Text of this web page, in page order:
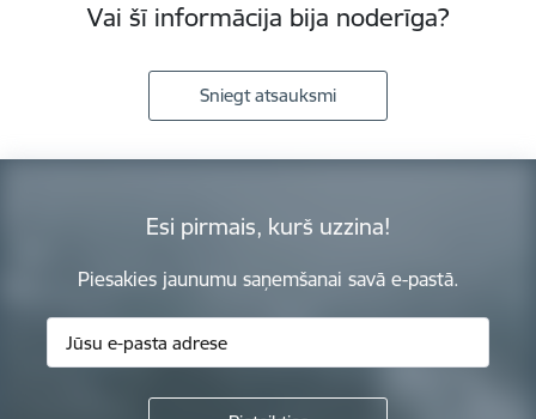
Vai šī informācija bija noderīga?
Sniegt atsauksmi
Esi pirmais, kurš uzzina!
Piesakies jaunumu saņemšanai savā e-pastā.